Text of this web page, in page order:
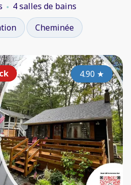
4 salles de bains
Cheminée
4.90 ★